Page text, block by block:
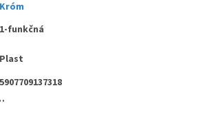
Króm
1-funkčná
Plast
5907709137318